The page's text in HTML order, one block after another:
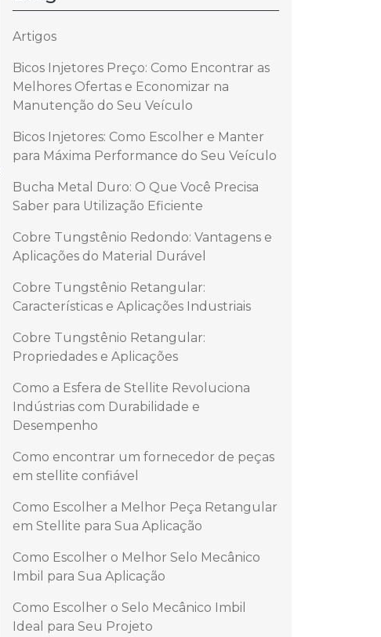
Artigos
Bicos Injetores Preço: Como Encontrar as
Melhores Ofertas e Economizar na
Manutenção do Seu Veículo
Bicos Injetores: Como Escolher e Manter
para Máxima Performance do Seu Veículo
Bucha Metal Duro: O Que Você Precisa
Saber para Utilização Eficiente
Cobre Tungstênio Redondo: Vantagens e
Aplicações do Material Durável
Cobre Tungstênio Retangular:
Características e Aplicações Industriais
Cobre Tungstênio Retangular:
Propriedades e Aplicações
Como a Esfera de Stellite Revoluciona
Indústrias com Durabilidade e
Desempenho
Como encontrar um fornecedor de peças
em stellite confiável
Como Escolher a Melhor Peça Retangular
em Stellite para Sua Aplicação
Como Escolher o Melhor Selo Mecânico
Imbil para Sua Aplicação
Como Escolher o Selo Mecânico Imbil
Ideal para Seu Projeto